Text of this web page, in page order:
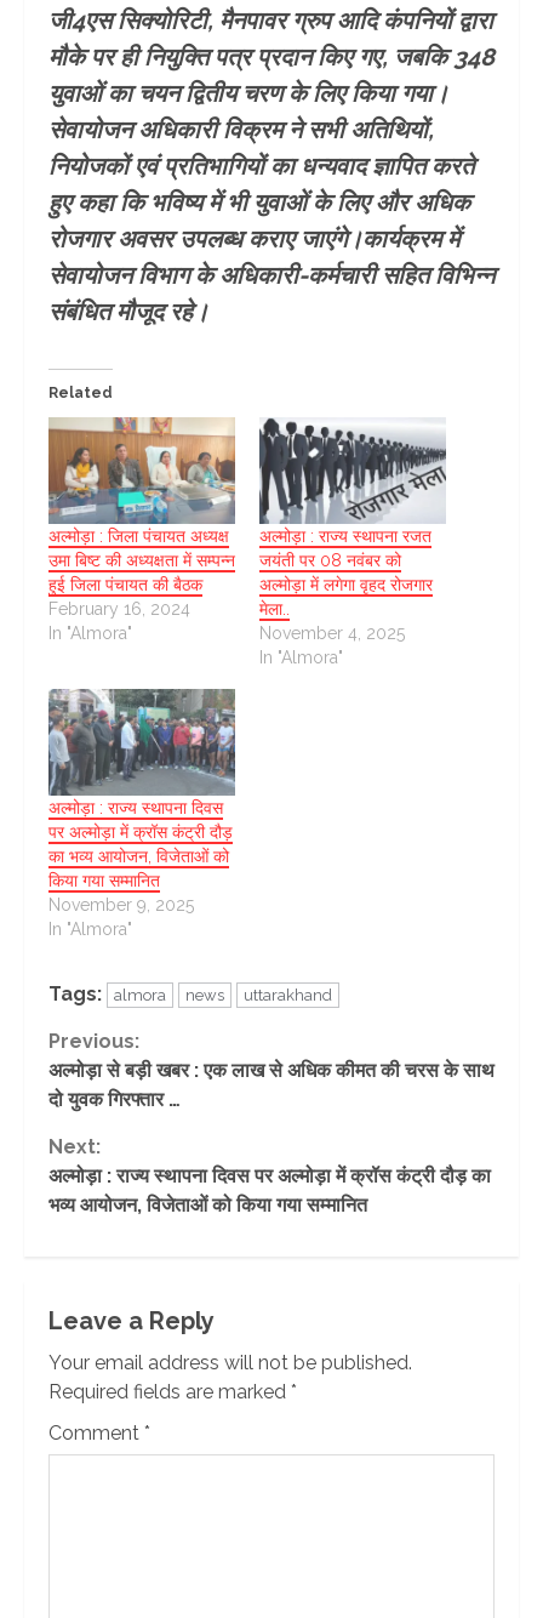
जी4एस सिक्योरिटी, मैनपावर ग्रुप आदि कंपनियों द्वारा
मौके पर ही नियुक्ति पत्र प्रदान किए गए, जबकि 348
युवाओं का चयन द्वितीय चरण के लिए किया गया।
सेवायोजन अधिकारी विक्रम ने सभी अतिथियों,
नियोजकों एवं प्रतिभागियों का धन्यवाद ज्ञापित करते
हुए कहा कि भविष्य में भी युवाओं के लिए और अधिक
रोजगार अवसर उपलब्ध कराए जाएंगे।कार्यक्रम में
सेवायोजन विभाग के अधिकारी-कर्मचारी सहित विभिन्न
संबंधित मौजूद रहे।
Related
अल्मोड़ा : जिला पंचायत अध्यक्ष
उमा बिष्ट की अध्यक्षता में सम्पन्न
हुई जिला पंचायत की बैठक
February 16, 2024
In "Almora"
अल्मोड़ा : राज्य स्थापना रजत
जयंती पर 08 नवंबर को
अल्मोड़ा में लगेगा वृहद रोजगार
मेला..
November 4, 2025
In "Almora"
अल्मोड़ा : राज्य स्थापना दिवस
पर अल्मोड़ा में क्रॉस कंट्री दौड़
का भव्य आयोजन, विजेताओं को
किया गया सम्मानित
November 9, 2025
In "Almora"
Tags: almora news uttarakhand
Continue
Reading
Previous:
अल्मोड़ा से बड़ी खबर : एक लाख से अधिक कीमत की चरस के साथ
दो युवक गिरफ्तार …
Next:
अल्मोड़ा : राज्य स्थापना दिवस पर अल्मोड़ा में क्रॉस कंट्री दौड़ का
भव्य आयोजन, विजेताओं को किया गया सम्मानित
Leave a Reply
Your email address will not be published.
Required fields are marked *
Comment *